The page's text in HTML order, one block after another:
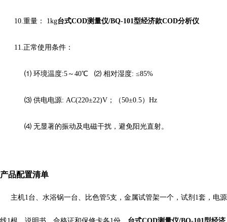
10. 重量： 1kg台式COD测量仪/BQ-101型经济款COD分析仪
11 正常使用条件：
⑴ 环境温度:5 ～ 40℃ ⑵ 相对湿度: ≤85%
⑶ 供电电源: AC(220±22)V；（50±0.5）Hz
⑷ 无显著的振动及电磁干扰，避免阳光直射。
产品配置清单
主机1 台、水浴锅一台、比色管5支，金属试管架一个，试剂 1 套，电源